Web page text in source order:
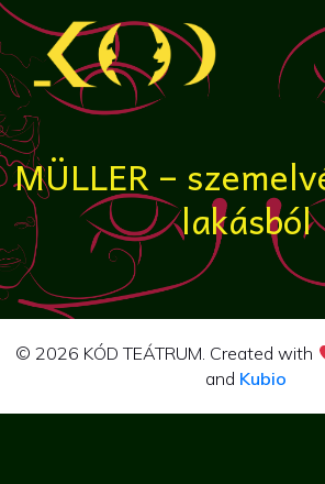
MÜLLER –
lakásból
© 2026 KÓD TEÁTRUM. Created with
and Kubio